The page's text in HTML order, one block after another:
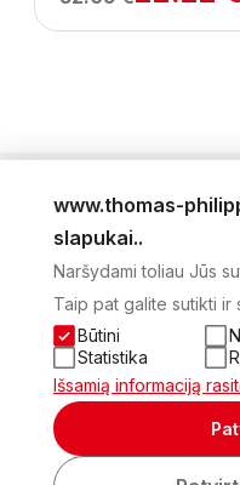
2026 Visos teisės
www.thomas-
slapukai..
Naršydami toliau Jūs
Taip pat galite sutikti ir
Būtini
Statistika
Išsamią informaciją